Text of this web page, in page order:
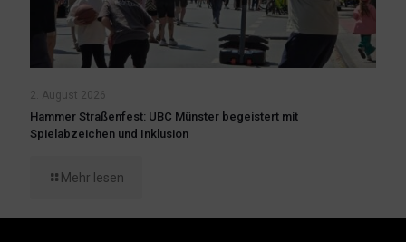
2. August 2026
Hammer Straßenfest: UBC Münster begeistert mit
Spielabzeichen und Inklusion
Mehr lesen